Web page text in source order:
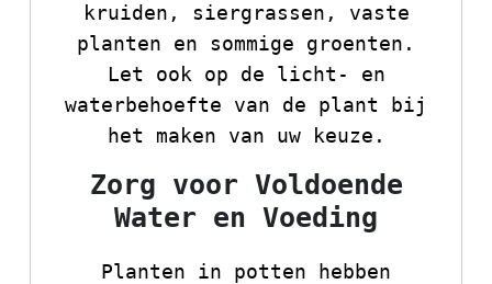
kruiden, siergrassen, vaste
planten en sommige groenten.
Let ook op de licht- en
waterbehoefte van de plant bij
het maken van uw keuze.
Zorg voor Voldoende
Water en Voeding
Planten in potten hebben